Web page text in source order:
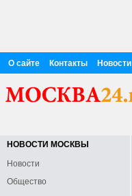
О сайте Контакты Новости
НОВОСТИ МОСКВЫ
Новости
Общество